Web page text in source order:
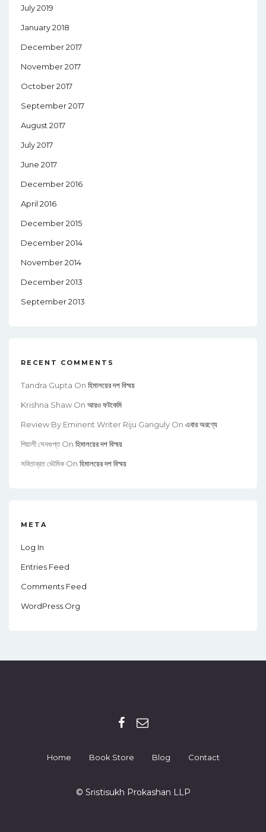
July 2019
January 2018
December 2017
November 2017
October 2017
September 2017
August 2017
July 2017
June 2017
December 2016
April 2016
December 2015
December 2014
November 2014
December 2013
September 2013
RECENT COMMENTS
Tandra Gupta On হিমালয়ের দশ বিস্ময়
Krishna Shaw On আরও ফটকেমি
Review By Eminent Writer Riju Ganguly On এবার অরণ্যে
পিয়ালী সেনগুপ্তOn হিমালয়ের দশ বিস্ময়
সবিতাব্রত ভৌমিক On হিমালয়ের দশ বিস্ময়
META
Log In
Entries Feed
Comments Feed
WordPress.org
Home Book Store Blog Contact
© Sristisukh Prokashan LLP